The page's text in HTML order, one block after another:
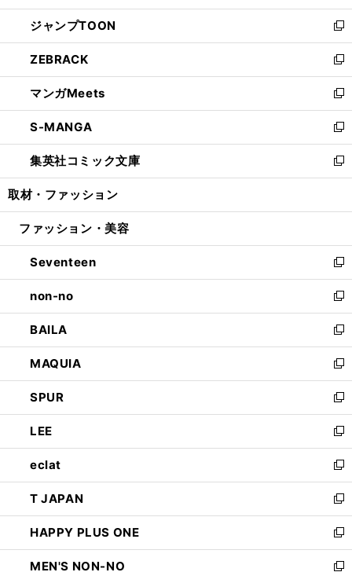
開
く
ウ
で
開
く
ン
ド
ウ
で
開
く
ウ
ィ
ン
ド
ウ
で
開
く
し
い
ウ
ィ
ン
ド
ウ
で
開
く
ジャンプTOON
新
し
い
ウ
ィ
ン
ド
ウ
で
開
ZEBRACK
新
し
い
ウ
ィ
ン
ド
ウ
開
マンガMeets
新
し
い
ウ
ィ
ン
ウ
開
く
S-MANGA
新
し
い
ウ
ン
ウ
で
開
く
集英社コミック文庫
新
し
ウ
ン
ド
ウ
で
開
く
取材・ファッション
ファッション・美容
Seventeen
新
し
い
ウ
ィ
ン
ド
ウ
で
開
く
non-no
新
し
い
ウ
ィ
ン
ド
ウ
で
開
く
BAILA
新
し
い
ウ
ィ
ン
ド
ウ
で
開
く
MAQUIA
新
し
い
ウ
ィ
ン
ド
ウ
で
開
く
SPUR
新
し
い
ウ
ィ
ン
ド
ウ
で
開
く
LEE
新
し
い
ウ
ィ
ン
ド
ウ
で
eclat
新
し
い
ウ
ィ
ン
ド
T JAPAN
新
し
い
ウ
ィ
HAPPY PLUS ONE
新
し
い
MEN'S NON-NO